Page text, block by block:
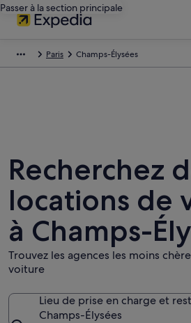
Passer à la section principale
Paris Champs-Élysées
Recherchez
locations de
à Champs-
Trouvez les agences les moins
voiture
Lieu de prise en charge et
Champs-Élysées